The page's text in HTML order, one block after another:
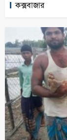
কক্সবাজার